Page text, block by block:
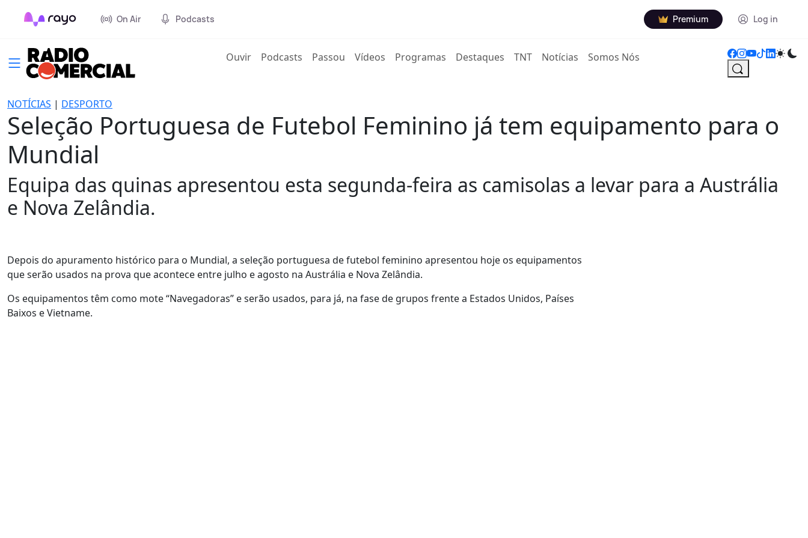
On Air Podcasts Premium Log in
Ouvir(current)
Podcasts Passou Vídeos Programas Destaques TNT Notícias Somos Nós
NOTÍCIAS | DESPORTO
Seleção Portuguesa de Futebol Feminino já tem equipamento para o
Mundial
Equipa das quinas apresentou esta segunda-feira as camisolas a levar para a Austrália
e Nova Zelândia.
Depois do apuramento histórico para o Mundial, a seleção portuguesa de futebol feminino apresentou hoje os equipamentos
que serão usados na prova que acontece entre julho e agosto na Austrália e Nova Zelândia.
Os equipamentos têm como mote “Navegadoras” e serão usados, para já, na fase de grupos frente a Estados Unidos, Países
Baixos e Vietname.